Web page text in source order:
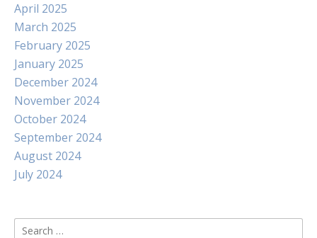
April 2025
March 2025
February 2025
January 2025
December 2024
November 2024
October 2024
September 2024
August 2024
July 2024
Search